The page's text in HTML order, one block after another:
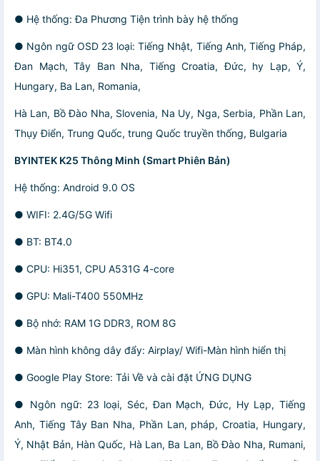
● Hệ thống: Đa Phương Tiện trình bày hệ thống
● Ngôn ngữ OSD 23 loại: Tiếng Nhật, Tiếng Anh, Tiếng Pháp,
Đan Mạch, Tây Ban Nha, Tiếng Croatia, Đức, hy Lạp, Ý,
Hungary, Ba Lan, Romania,
Hà Lan, Bồ Đào Nha, Slovenia, Na Uy, Nga, Serbia, Phần Lan,
Thụy Điển, Trung Quốc, trung Quốc truyền thống, Bulgaria
BYINTEK K25 Thông Minh (Smart Phiên Bản)
Hệ thống: Android 9.0 OS
● WIFI: 2.4G/5G Wifi
● BT: BT4.0
● CPU: Hi351, CPU A531G 4-core
● GPU: Mali-T400 550MHz
● Bộ nhớ: RAM 1G DDR3, ROM 8G
● Màn hình không dây đẩy: Airplay/ Wifi-Màn hình hiển thị
● Google Play Store: Tải Về và cài đặt ỨNG DỤNG
● Ngôn ngữ: 23 loại, Séc, Đan Mạch, Đức, Hy Lạp, Tiếng
Anh, Tiếng Tây Ban Nha, Phần Lan, pháp, Croatia, Hungary,
Ý, Nhật Bản, Hàn Quốc, Hà Lan, Ba Lan, Bồ Đào Nha, Rumani,